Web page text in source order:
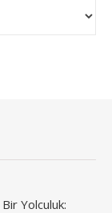
Yolculuk: